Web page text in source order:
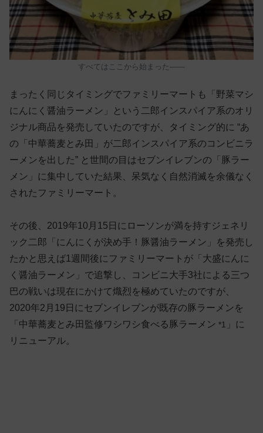
すべてはここから始まった——
まったく同じタイミングでファミリーマートも「野菜マシ
にんにく醤油ラーメン」という二郎インスパイア系のオリ
ジナル商品を発売していたのですが、タイミング的に “あ
の「中華蕎麦とみ田」が二郎インスパイア系のコンビニラ
ーメンを出した” と世間の目はセブンイレブンの「豚ラー
メン」に集中していた結果、呆気なく自然消滅を余儀なく
されたファミリーマート。
その後、2019年10月15日にローソンが満を持すジェネリ
ック二郎「にんにくが決め手！豚醤油ラーメン」を発売し
たかと思えば1週間後にファミリーマートが「大盛にんに
く醤油ラーメン」で追撃し、コンビニ大手3社による三つ
巴の戦いは現在にかけて熾烈を極めていたのですが、
2020年2月19日にセブンイレブンが既存の豚ラーメンを
「中華蕎麦とみ田監修ワシワシ食べる豚ラーメン *1 」に
リニューアル。